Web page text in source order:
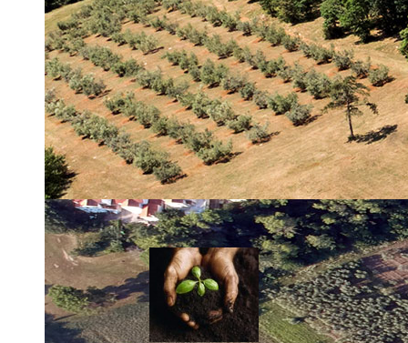
PROGRAMSKO FINANCIRANJE
Izvještavanje po uredbi
Projekti Instituta
Dialogue4Tourism
REVIVE
WASTEREDUCE
MITOMED+
WINTERMED
CASTWATER
INHERIT
CONSUMLESS PLUS
IstraOILFest
ARHIVA PROJEKATA
IstraECOinclusive
Izdavačka djelatnost
Izbor u znanstvena zvanja
Dokumenti